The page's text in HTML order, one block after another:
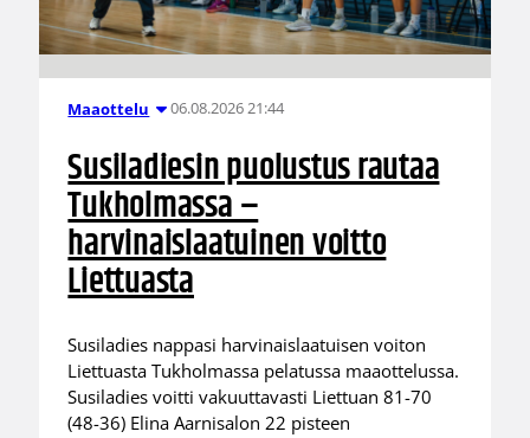
Maaottelu 06.08.2026 21:44
Susiladiesin puolustus rautaa
Tukholmassa –
harvinaislaatuinen voitto
Liettuasta
Susiladies nappasi harvinaislaatuisen voiton
Liettuasta Tukholmassa pelatussa maaottelussa.
Susiladies voitti vakuuttavasti Liettuan 81-70
(48-36) Elina Aarnisalon 22 pisteen